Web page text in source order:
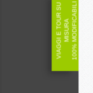
V
I
A
G
G
I
E
T
O
U
R
S
U
M
I
S
U
RA100% MODIFICABILI